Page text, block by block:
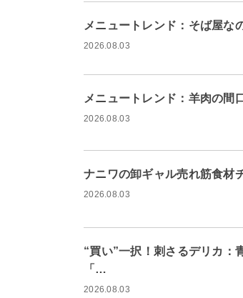
メニュートレンド：そば屋な
2026.08.03
メニュートレンド：羊肉の
2026.08.03
ナニワの卸ギャル売れ筋食材
2026.08.03
“買い”一択！刺さるデリカ：
「…
2026.08.03